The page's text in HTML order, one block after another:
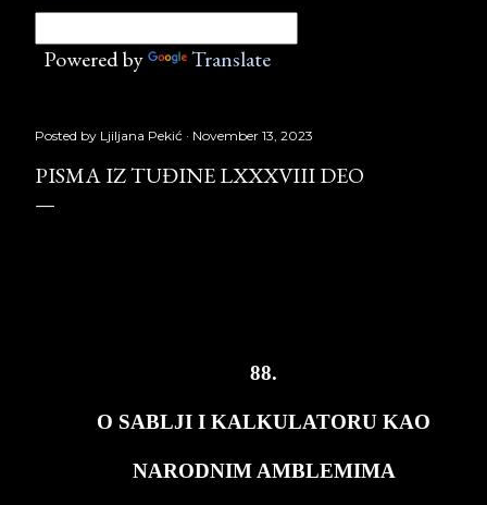
Powered by Translate
Posted by Ljiljana Pekić November 13, 2023
PISMA IZ TUĐINE LXXXVIII DEO
88.
O SA­BLJI I KAL­KU­LA­TO­RU KAO
NA­ROD­NIM AM­BLE­MI­MA